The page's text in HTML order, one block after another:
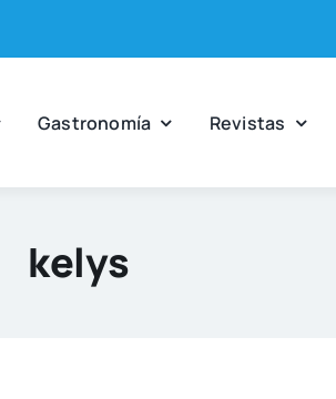
Gas­tro­no­mía Revis­tas
kelys